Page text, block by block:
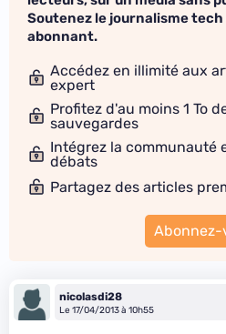
Soutenez le journalisme tech
abonnant.
Accédez en illimité aux
expert
Profitez d'au moins 1 To
sauvegardes
Intégrez la communauté
débats
Partagez des articles
Abonnez-
nicolasdi28
Le 17/04/2013 à 10h55